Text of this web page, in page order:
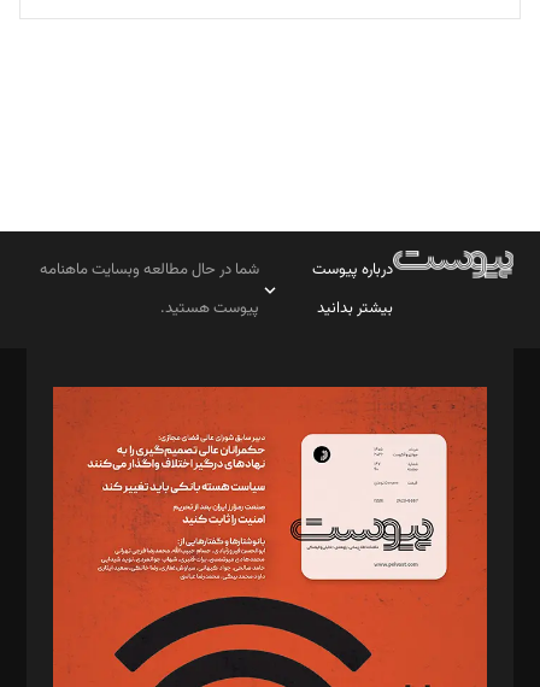
تحریریه
درباره پیوست
بیشتر بدانید
شما در حال مطالعه وبسایت ماهنامه
پیوست هستید.
مدیر مسئول: محمدباقر اثنی‌عشری
سردبیر: مهرک محمودی
دبیر تحریریه: میثم قاسمی
د‌بیر ناداستان: سمانه سمیع
د‌بیر خدمت و تجارت: ابوالفضل رجبی
د‌بیر حقوق فناوری: حسام‌الدین ایپکچی
د‌بیر پیوست جهان: مینا پاکدل
د‌بیر تحریریه آنلاین: بابک نقاش
تحریریه‌: مجتبی محمود‌ی، آرش برهمند، یسنا امان‌پور، سروش کرمیان،